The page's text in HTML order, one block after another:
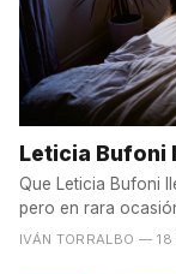
Leticia Bufoni
Que Leticia Bufoni
pero en rara
IVÁN TORRALBO — 18